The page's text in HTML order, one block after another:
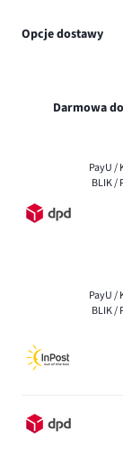
Opcje dostawy
Darmowa
PayU /
BLIK /
PayU /
BLIK /